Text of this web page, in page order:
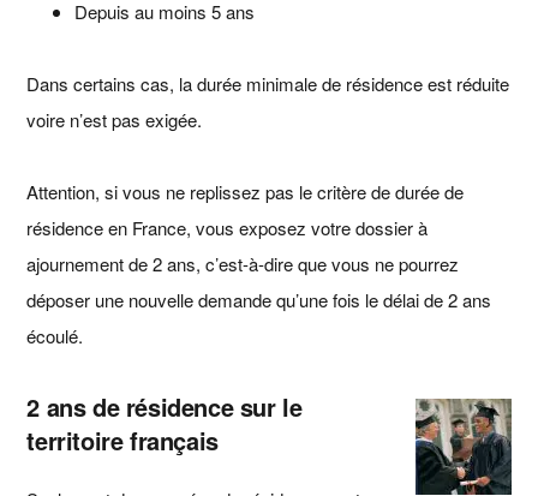
Depuis au moins 5 ans
Dans certains cas, la durée minimale de résidence est réduite
voire n’est pas exigée.
Attention, si vous ne replissez pas le critère de durée de
résidence en France, vous exposez votre dossier à
ajournement de 2 ans, c’est-à-dire que vous ne pourrez
déposer une nouvelle demande qu’une fois le délai de 2 ans
écoulé.
2 ans de résidence sur le
territoire français